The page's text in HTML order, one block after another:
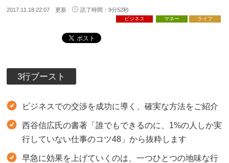
2017.11.18 22:07 更新 読了時間：9分52秒
ビジネス マネー ライフ
3行ブースト
ビジネスでの交渉を成功に導く、確実な方法をご紹介
西谷信広氏の書著「誰でもできるのに、1%の人しか実
行していない仕事のコツ48」から抜粋します
早急に効果を上げていくのは、一つひとつの地味な行